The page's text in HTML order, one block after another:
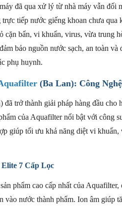
đã qua xử lý từ nhà máy vẫn
tiếp nước giếng khoan chưa
cặn bẩn, vi khuẩn, virus, vừa trung
bảo nguồn nước sạch, an toàn
phụ huynh.
(Ba Lan): Công
trở thành giải pháp hàng đầu cho
của Aquafilter nổi bật với
giúp tối ưu khả năng diệt vi khuẩn,
7 Cấp Lọc
phẩm cao cấp nhất của
vào nước thành phẩm. Ion âm giúp